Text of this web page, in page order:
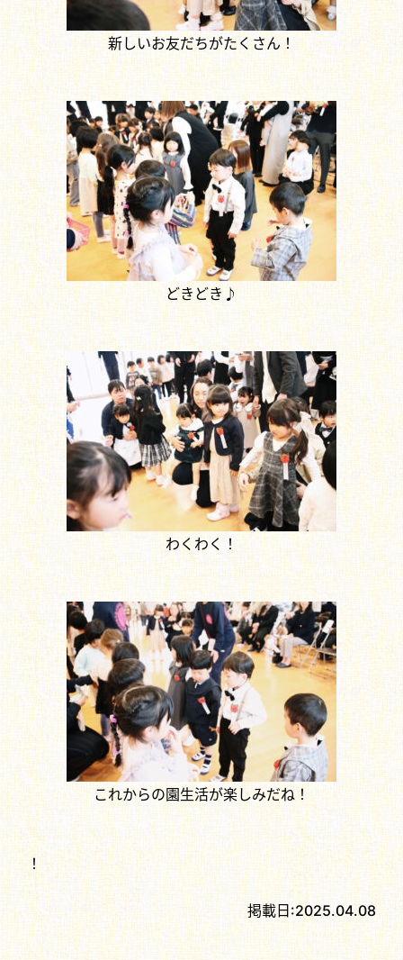
新しいお友だちがたくさん！
どきどき♪
わくわく！
これからの園生活が楽しみだね！
！
掲載日:2025.04.08